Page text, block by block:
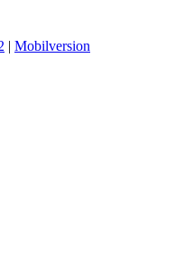
| Mobilversion